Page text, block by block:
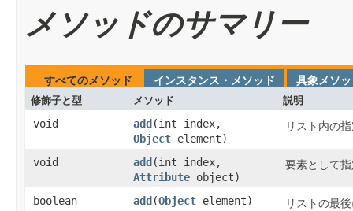
メソッドのサマリー
すべてのメソッド インスタンス・メソッド
具象メソ
修飾子と型
メソッド 説明
void add ​(int index,
Object element)
リスト内の
void add ​(int index,
Attribute object)
要素として
boolean add ​(Object element) リストの最